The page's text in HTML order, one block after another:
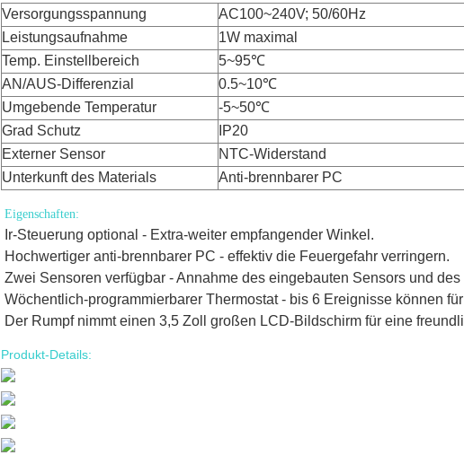
Versorgungsspannung
AC100~240V; 50/60Hz
Leistungsaufnahme
1W maximal
Temp. Einstellbereich
5~95℃
AN/AUS-Differenzial
0.5~10℃
Umgebende Temperatur
-5~50℃
Grad Schutz
IP20
Externer Sensor
NTC-Widerstand
Unterkunft des Materials
Anti-brennbarer PC
Eigenschaften:
Ir-Steuerung optional - Extra-weiter empfangender Winkel.
Hochwertiger anti-brennbarer PC - effektiv die Feuergefahr verringern.
Zwei Sensoren verfügbar - Annahme des eingebauten Sensors und
Wöchentlich-programmierbarer Thermostat - bis 6 Ereignisse können
Der Rumpf nimmt einen 3,5 Zoll großen LCD-Bildschirm für eine
Produkt-Details: